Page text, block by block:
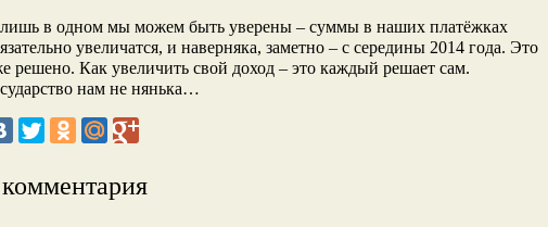
в одном мы можем быть уверены – суммы в наших платёжках
увеличатся, и наверняка, заметно – с середины 2014 года. Это
решено. Как увеличить свой доход – это каждый решает сам.
нам не нянька…